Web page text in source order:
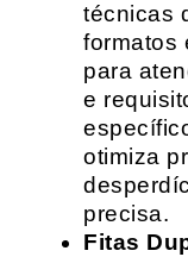
técnicas
formatos
para
e
otimiza
precisa.
Fitas